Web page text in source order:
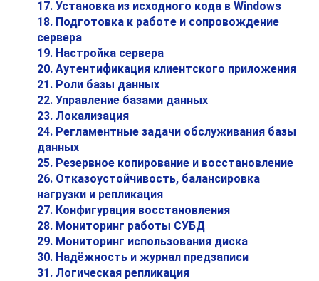
17. Установка из исходного кода в Windows
18. Подготовка к работе и сопровождение
сервера
19. Настройка сервера
20. Аутентификация клиентского приложения
21. Роли базы данных
22. Управление базами данных
23. Локализация
24. Регламентные задачи обслуживания базы
данных
25. Резервное копирование и восстановление
26. Отказоустойчивость, балансировка
нагрузки и репликация
27. Конфигурация восстановления
28. Мониторинг работы СУБД
29. Мониторинг использования диска
30. Надёжность и журнал предзаписи
31. Логическая репликация